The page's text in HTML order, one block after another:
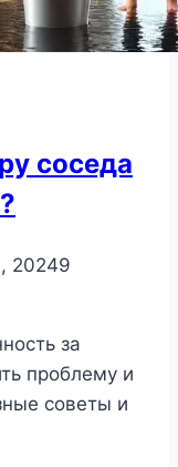
соседа
20249
за
проблему и
советы и